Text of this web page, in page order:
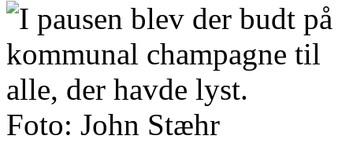
Foto: John Stæhr